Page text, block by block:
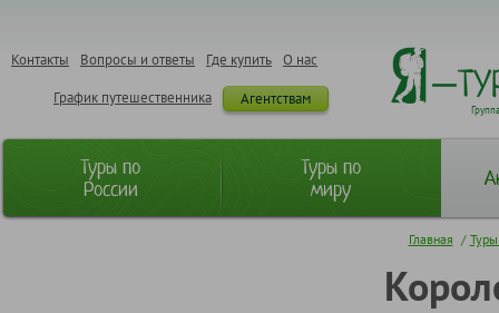
О нас
Где купить
Вопросы и ответы
Контакты
Агентствам
График путешественника
Туры по
России
Туры по
миру
Главная /